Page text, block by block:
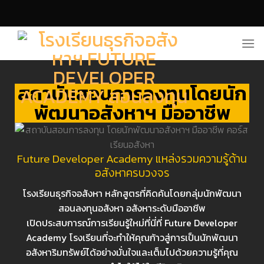
สถาบันสอนการลงทุนโดยนัก
พัฒนาอสังหาฯ มืออาชีพ
Future Developer Academy แหล่งรวมความรู้ด้าน
อสังหาครบวงจร
โรงเรียนธุรกิจอสังหา หลักสูตรที่คิดค้นโดยกลุ่มนักพัฒนา
สอนลงทุนอสังหา อสังหาระดับมืออาชีพ
เปิดประสบการณ์การเรียนรู้ใหม่ที่นี่ที่ Future Developer
Academy โรงเรียนที่จะทำให้คุณก้าวสู่การเป็นนักพัฒนา
อสังหาริมทรัพย์ได้อย่างมั่นใจและเต็มไปด้วยความรู้ที่คุณ